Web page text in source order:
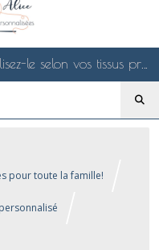
Choisissez un modèle et personnalisez-le selon vos tissus préférés de mes collections en ligne, je le confectionnerai selon vos souhaits
pour toute la famille!